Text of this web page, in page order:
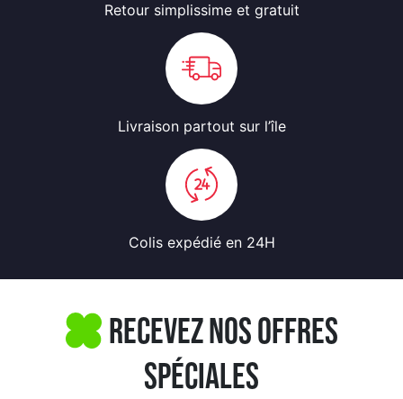
Retour simplissime et gratuit
Livraison partout sur l’île
Colis expédié en 24H
Recevez nos offres
spéciales